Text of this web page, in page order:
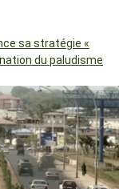
sa stratégie «
du paludisme